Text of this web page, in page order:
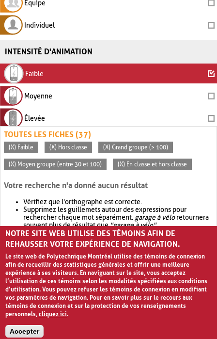
Équipe
Individuel
INTENSITÉ D'ANIMATION
Faible
Moyenne
Élevée
TOUTES LES FICHES (37)
(X) Faible (X) Hors classe (X) Grand groupe (> 100)
(X) Moyen groupe (entre 30 et 100) (X) En classe et hors classe
Votre recherche n'a donné aucun résultat
Vérifiez que l'orthographe est correcte.
Supprimez les guillemets autour des expressions pour
rechercher chaque mot séparément. garage à véloretournera
souvent plus de résultat que"garage à vélo".
Envisagez d'élargir votre recherche avec OR.garage OR vélo
retournera souvent plus de résultat quegarage à vélo
NOTRE SITE WEB UTILISE DES TÉMOINS AFIN DE
REHAUSSER VOTRE EXPÉRIENCE DE NAVIGATION.
Le site web de Polytechnique Montréal utilise des témoins de connexion
afin de recueillir des statistiques générales et offrir une meilleure
expérience à ses visiteurs. En naviguant sur le site, vous acceptez
l’utilisation de ces témoins selon les modalités spécifiées aux conditions
d’utilisation. Vous pouvez refuser les témoins de connexion en modifiant
vos paramètres de navigation. Pour en savoir plus sur le recours aux
témoins de connexion et sur la protection de vos renseignements
personnels,cliquez ici.
Accepter